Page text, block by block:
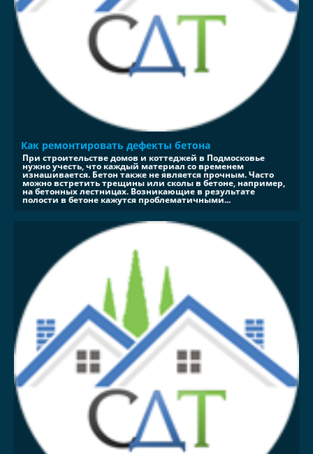
Как ремонтировать дефекты бетона
При строительстве домов и коттеджей в Подмосковье
нужно учесть, что каждый материал со временем
изнашивается. Бетон также не является прочным. Часто
можно встретить трещины или сколы в бетоне, например,
на бетонных лестницах. Возникающие в результате
полости в бетоне кажутся проблематичными...